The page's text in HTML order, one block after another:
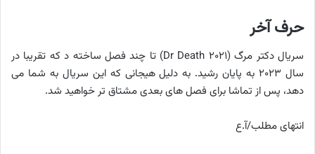
حرف آخر
سریال دکتر مرگ (Dr Death ۲۰۲۱) تا چند فصل ساخته د که تقریبا در
سال ۲۰۲۳ به پایان رشید. به دلیل هیجانی که این سریال به شما می
دهد، پس از تماشا برای فصل های بعدی مشتاق تر خواهید شد.
انتهای مطلب/آ.ع